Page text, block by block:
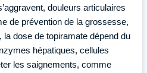
douleurs articulaires
de prévention de la grossesse,
la dose de topiramate dépend du
hépatiques, cellules
les saignements, comme